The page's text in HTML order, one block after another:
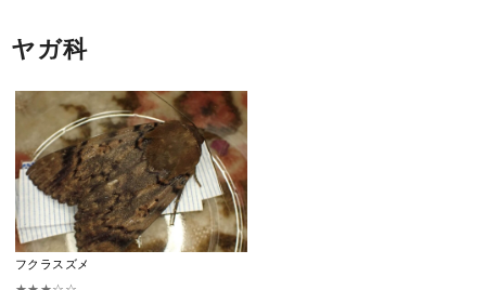
ヤガ科
フクラスズメ